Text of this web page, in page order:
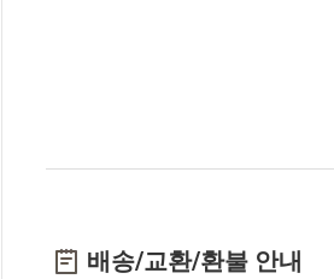
배송/교환/환불 안내